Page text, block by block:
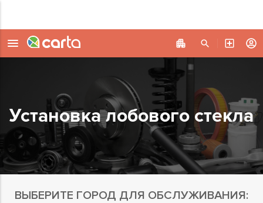
Установка лобового стекла
ВЫБЕРИТЕ ГОРОД ДЛЯ ОБСЛУЖИВАНИЯ: